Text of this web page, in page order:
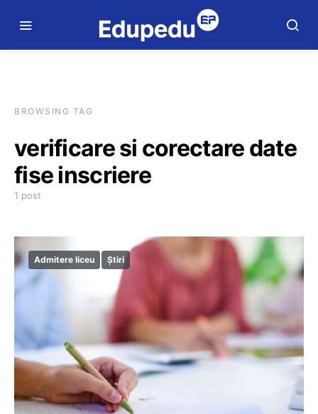
BROWSING TAG
verificare si corectare date
fise inscriere
1 post
Admitere liceu Știri